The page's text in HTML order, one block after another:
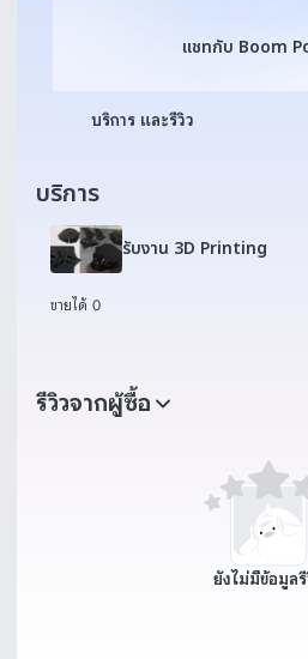
แชทกับ Boom
แชทกับ Boom
บริการ และรีวิว
บริการ
รับงาน 3D Printing
ขายได้ 0
รีวิวจากผู้ซื้อ
ยังไม่มีข้อมูลรี